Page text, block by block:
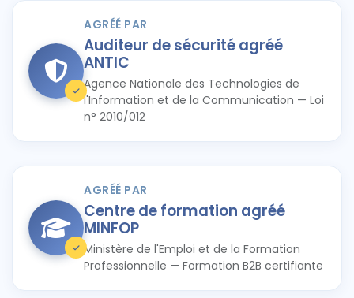
AGRÉÉ PAR
Auditeur de sécurité agréé
ANTIC
Agence Nationale des Technologies de
l'Information et de la Communication — Loi
n° 2010/012
AGRÉÉ PAR
Centre de formation agréé
MINFOP
Ministère de l'Emploi et de la Formation
Professionnelle — Formation B2B certifiante